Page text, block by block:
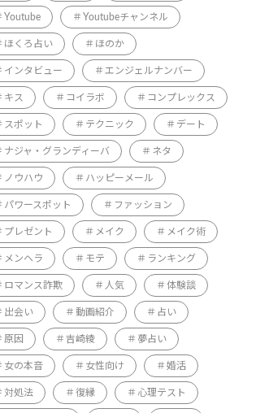
Youtube Youtubeチャンネル
ほくろ占い ほのか
インタビュー エンジェルナンバー
キス コイラボ コンプレックス
スポット テクニック デート
ナジャ・グランディーバ ネタ
ノウハウ ハッピーメール
パワースポット ファッション
プレゼント メイク メイク術
メンヘラ モテ ランキング
ロマンス詐欺 人気 体験談
出会い 動画紹介 占い
原因 吉崎綾 夢占い
女の本音 女性向け 婚活
対処法 復縁 心理テスト